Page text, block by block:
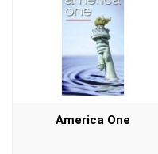
America One